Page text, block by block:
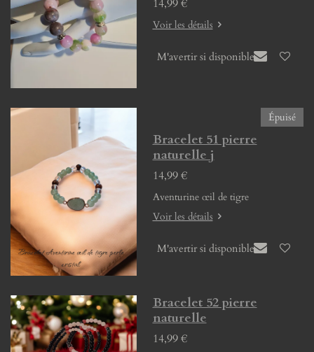
14,99 €
Voir les détails
M'avertir si disponible
Épuisé
Bracelet 51 pierre
naturelle j
14,99 €
Aventurine œil de tigre
Voir les détails
M'avertir si disponible
Bracelet 52 pierre
naturelle
14,99 €